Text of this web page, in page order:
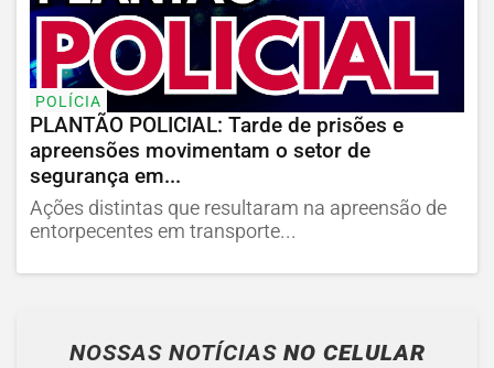
POLÍCIA
PLANTÃO POLICIAL: Tarde de prisões e
apreensões movimentam o setor de
segurança em...
Ações distintas que resultaram na apreensão de
entorpecentes em transporte...
NOSSAS NOTÍCIAS NO CELULAR